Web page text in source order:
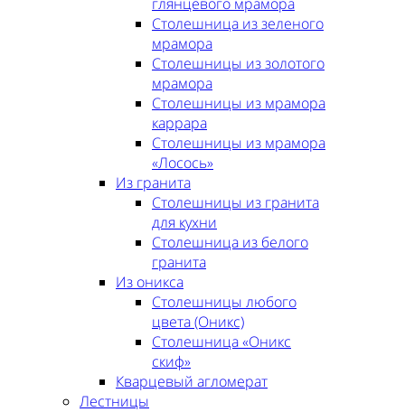
Столешница из зеленого
мрамора
Столешницы из золотого
мрамора
Столешницы из мрамора
каррара
Столешницы из мрамора
«Лосось»
Из гранита
Столешницы из гранита
для кухни
Столешница из белого
гранита
Из оникса
Столешницы любого
цвета (Оникс)
Столешница «Оникс
скиф»
Кварцевый агломерат
Лестницы